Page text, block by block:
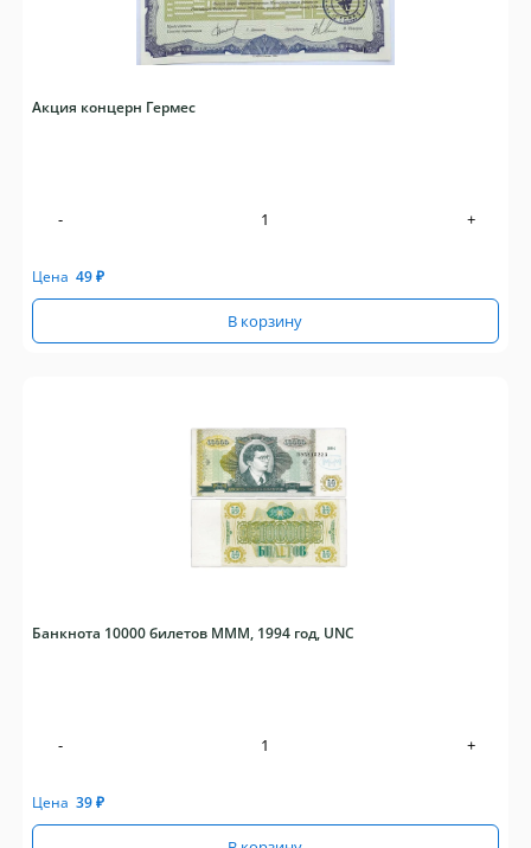
Акция концерн Гермес
- +
Цена 49₽
В корзину
Банкнота 10000 билетов МММ, 1994 год, UNC
- +
Цена 39₽